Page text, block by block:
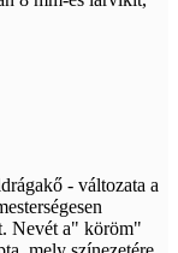
- változata a
Nevét a" köröm"